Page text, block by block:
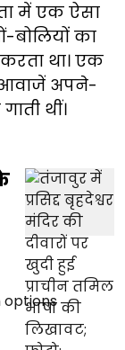
में एक ऐसा
बोलियों का
था। एक
आवाजें अपने-
थीं।